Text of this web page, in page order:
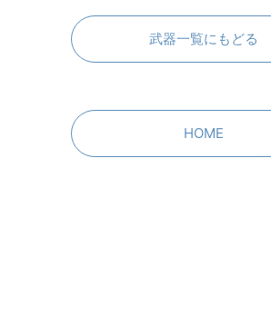
武器一覧にもどる
HOME